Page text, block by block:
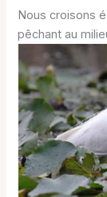
Nous croisons
pêchant au